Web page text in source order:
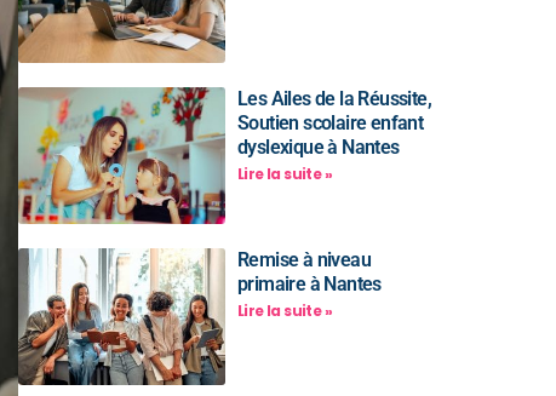
Les Ailes de la Réussite,
Soutien scolaire enfant
dyslexique à Nantes
Lire la suite »
Remise à niveau
primaire à Nantes
Lire la suite »